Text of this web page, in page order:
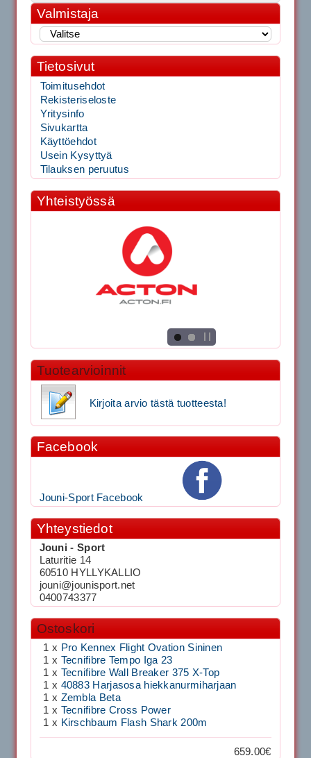
Valmistaja
Tietosivut
Toimitusehdot
Rekisteriseloste
Yritysinfo
Sivukartta
Käyttöehdot
Usein Kysyttyä
Tilauksen peruutus
Yhteistyössä
Tuotearvioinnit
Kirjoita arvio tästä tuotteesta!
Facebook
Jouni-Sport Facebook
Yhteystiedot
Jouni - Sport
Laturitie 14
60510 HYLLYKALLIO
jouni@jounisport.net
0400743377
Ostoskori
1 x Pro Kennex Flight Ovation Sininen
1 x Tecnifibre Tempo Iga 23
1 x Tecnifibre Wall Breaker 375 X-Top
1 x 40883 Harjasosa hiekkanurmiharjaan
1 x Zembla Beta
1 x Tecnifibre Cross Power
1 x Kirschbaum Flash Shark 200m
659.00€